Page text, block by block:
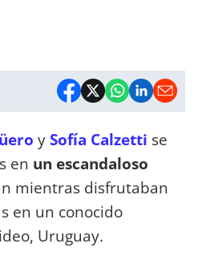
ySofía Calzetti se
en un escandaloso
mientras disfrutaban
en un conocido
Uruguay.